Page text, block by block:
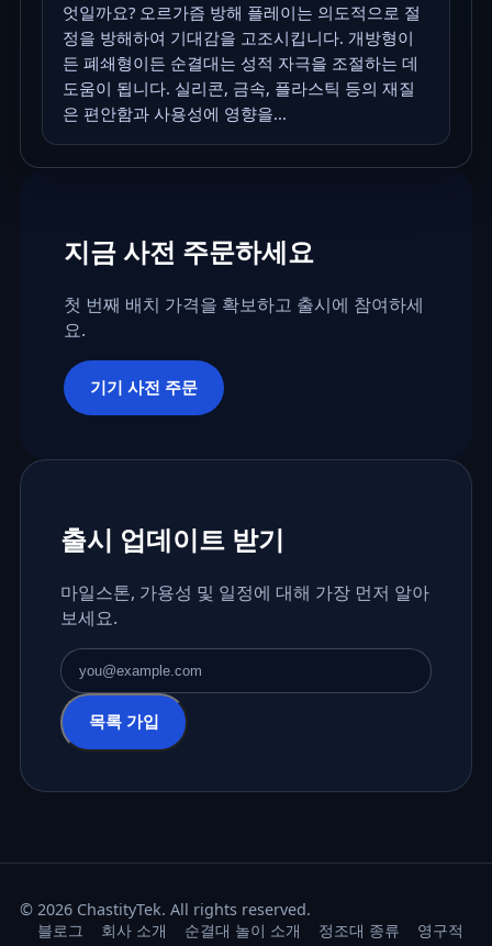
엇일까요? 오르가즘 방해 플레이는 의도적으로 절
정을 방해하여 기대감을 고조시킵니다. 개방형이
든 폐쇄형이든 순결대는 성적 자극을 조절하는 데
도움이 됩니다. 실리콘, 금속, 플라스틱 등의 재질
은 편안함과 사용성에 영향을...
지금 사전 주문하세요
첫 번째 배치 가격을 확보하고 출시에 참여하세
요.
기기 사전 주문
출시 업데이트 받기
마일스톤, 가용성 및 일정에 대해 가장 먼저 알아
보세요.
이메일 주소
목록 가입
© 2026 ChastityTek. All rights reserved.
블로그
회사 소개 순결대 놀이 소개 정조대 종류
영구적